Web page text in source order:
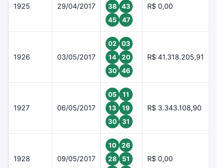
1925 29/04/2017
38
43
45
47
R$ 0,00
1926 03/05/2017
02
03
14
20
30
46
R$ 41.318.205,91
1927 06/05/2017
05
11
13
19
30
31
R$ 3.343.108,90
1928 09/05/2017
10
26
28
51
R$ 0,00